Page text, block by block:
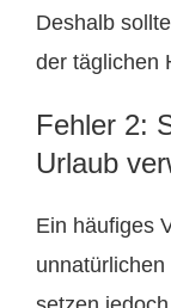
Deshalb
der täglichen
Fehler 2:
Urlaub
Ein häufiges